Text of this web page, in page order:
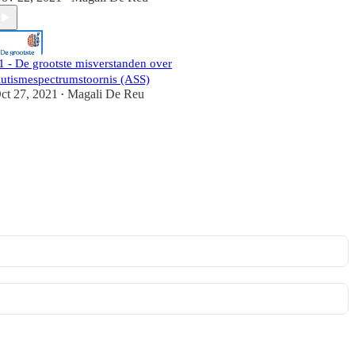
- De grootste misverstanden over
(ASS)
27, 2021 • Magali De Reu